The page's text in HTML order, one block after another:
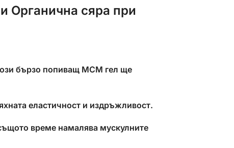
Органична сяра при
бързо попиващ МСМ гел ще
еластичност и издръжливост.
време намалява мускулните